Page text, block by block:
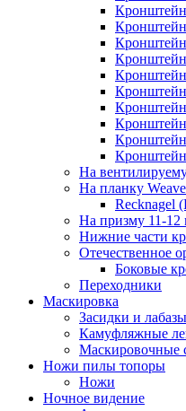
На
На планку
Recknagel
На призму 11-12
Нижние части
Отечественное
Боковые
Переходники
Маскировка
Засидки и лабазы
Камуфляжные
Маскировочные
Ножи пилы топоры
Ножи
Ночное видение